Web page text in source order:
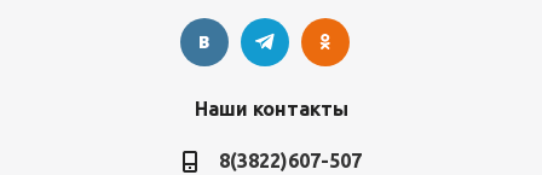
Наши контакты
8(3822)607-507